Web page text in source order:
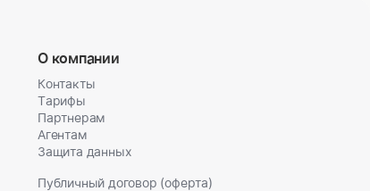
О компании
Контакты
Тарифы
Партнерам
Агентам
Защита данных
Публичный договор (оферта)